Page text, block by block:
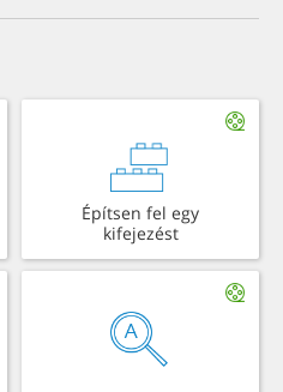
Építsen fel egy
kifejezést